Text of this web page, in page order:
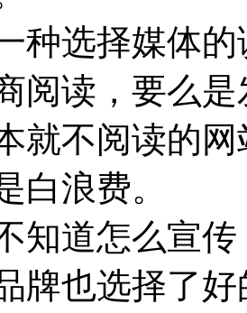
选择媒体的
阅读，要么
就不阅读的网
浪费。
道怎么宣传
也选择了好